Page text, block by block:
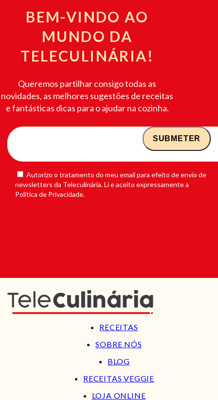
BEM-VINDO AO
MUNDO DA
TELECULINÁRIA!
Queremos partilhar consigo todas as
novidades, as melhores sugestões de receitas
e fantásticas dicas para o ajudar na cozinha.
Autorizo o tratamento do meu email para efeito de envio de
newsletters da Teleculinária. Li e aceito expressamente a
Política de Privacidade.
RECEITAS
SOBRE NÓS
BLOG
RECEITAS VEGGIE
LOJA ONLINE